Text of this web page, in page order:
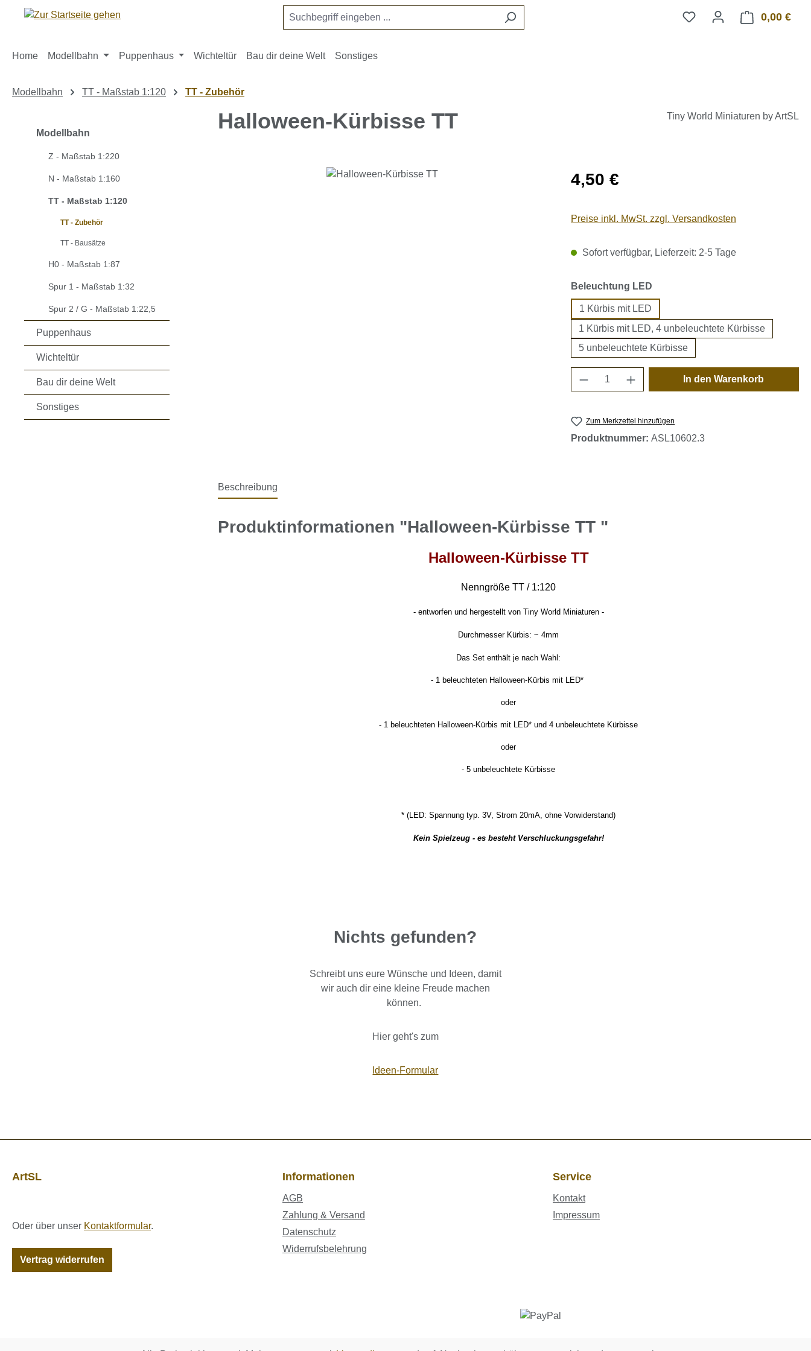
Hauptinhalt springen
Zur Suche springen
Zur Hauptnavigation springen 0,00 €
Home Modellbahn Puppenhaus Wichteltür Bau dir deine Welt Sonstiges
Modellbahn TT - Maßstab 1:120 TT - Zubehör
Modellbahn
Z - Maßstab 1:220
N - Maßstab 1:160
TT - Maßstab 1:120
TT - Zubehör
TT - Bausätze
H0 - Maßstab 1:87
Spur 1 - Maßstab 1:32
Spur 2 / G - Maßstab 1:22,5
Puppenhaus
Wichteltür
Bau dir deine Welt
Sonstiges
Halloween-Kürbisse TT Tiny World Miniaturen by ArtSL
Bildergalerie überspringen Regulärer Preis:
4,50 €
Preise inkl. MwSt. zzgl. Versandkosten
Sofort verfügbar, Lieferzeit: 2-5 Tage
Beleuchtung LED
1 Kürbis mit LED
1 Kürbis mit LED, 4 unbeleuchtete Kürbisse
5 unbeleuchtete Kürbisse
Produkt Anzahl: Gib den
In den Warenkorb
Zum Merkzettel hinzufügen
Produktnummer:ASL10602.3
Beschreibung
Produktinformationen "Halloween-Kürbisse TT "
Halloween-Kürbisse TT
Nenngröße TT / 1:120
- entworfen und hergestellt von Tiny World Miniaturen -
Durchmesser Kürbis: ~ 4mm
Das Set enthält je nach Wahl:
- 1 beleuchteten Halloween-Kürbis mit LED*
oder
- 1 beleuchteten Halloween-Kürbis mit LED* und 4 unbeleuchtete Kürbisse
oder
- 5 unbeleuchtete Kürbisse
* (LED: Spannung typ. 3V, Strom 20mA, ohne Vorwiderstand)
Kein Spielzeug - es besteht Verschluckungsgefahr!
Nichts gefunden?
Schreibt uns eure Wünsche und Ideen, damit
wir auch dir eine kleine Freude machen
können.
Hier geht's zum
Ideen-Formular
ArtSL
Oder über unser Kontaktformular.
Vertrag widerrufen
Informationen
AGB
Zahlung & Versand
Datenschutz
Widerrufsbelehrung
Service
Kontakt
Impressum